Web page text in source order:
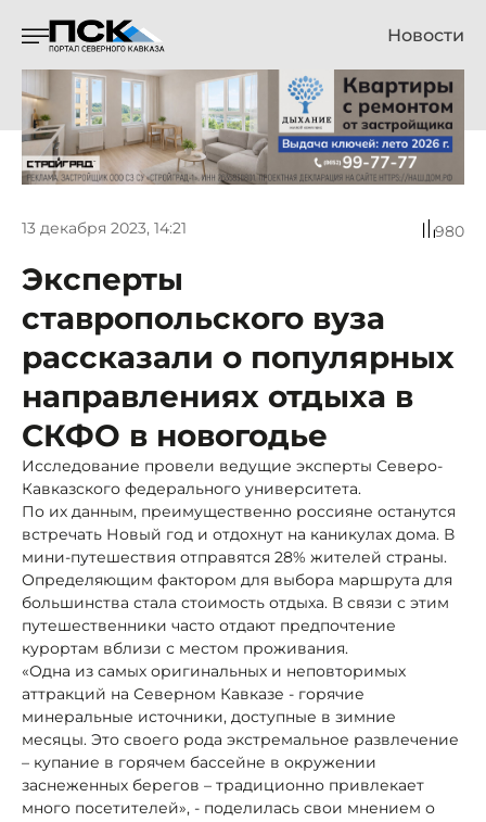
Новости
13 декабря 2023, 14:21 980
Эксперты
ставропольского вуза
рассказали о популярных
направлениях отдыха в
СКФО в новогодье
Исследование провели ведущие эксперты Северо-
Кавказского федерального университета.
По их данным, преимущественно россияне останутся
встречать Новый год и отдохнут на каникулах дома. В
мини-путешествия отправятся 28% жителей страны.
Определяющим фактором для выбора маршрута для
большинства стала стоимость отдыха. В связи с этим
путешественники часто отдают предпочтение
курортам вблизи с местом проживания.
«Одна из самых оригинальных и неповторимых
аттракций на Северном Кавказе - горячие
минеральные источники, доступные в зимние
месяцы. Это своего рода экстремальное развлечение
– купание в горячем бассейне в окружении
заснеженных берегов – традиционно привлекает
много посетителей», - поделилась свои мнением о